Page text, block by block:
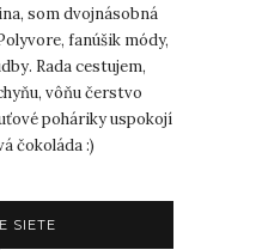
som dvojnásobná
fanúšik módy,
Rada cestujem,
vôňu čerstvo
poháriky uspokojí
čokoláda :)
SIETE